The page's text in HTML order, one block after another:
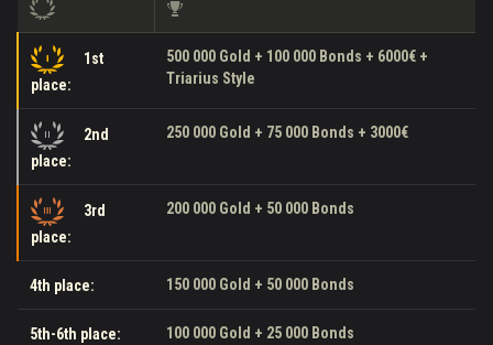
1st
place:
500 000 Gold + 100 000 Bonds + 6000€ +
Triarius Style
2nd
place:
250 000 Gold + 75 000 Bonds + 3000€
3rd
place:
200 000 Gold + 50 000 Bonds
4th place: 150 000 Gold + 50 000 Bonds
5th-6th place: 100 000 Gold + 25 000 Bonds